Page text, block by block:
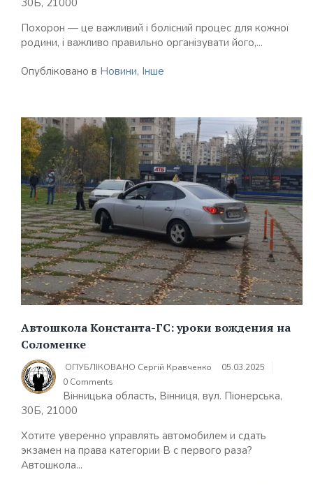
30Б, 21000
Похорон — це важливий і болісний процес для кожної
родини, і важливо правильно організувати його,...
Опубліковано в Новини, Інше
Автошкола Константа-ГС: уроки вождения на
Соломенке
ОПУБЛІКОВАНО Сергій Кравченко
05.03.2025
0 Comments
Вінницька область, Вінниця, вул. Піонерська,
30Б, 21000
Хотите уверенно управлять автомобилем и сдать
экзамен на права категории B с первого раза?
Автошкола...